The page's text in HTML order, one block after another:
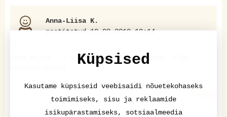
Anna-Liisa K.
postitatud 19.09.2010 19:14
Juba ahjus : ) olen ennegi seda teinud. v2ga
Küpsised
Kasutame küpsiseid veebisaidi nõuetekohaseks
toimimiseks, sisu ja reklaamide
isikupärastamiseks, sotsiaalmeedia